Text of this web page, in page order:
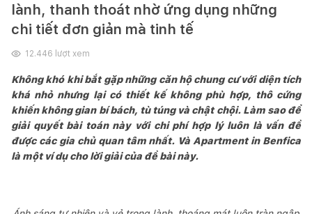
lành, thanh thoát nhờ ứng dụng những
chi tiết đơn giản mà tinh tế
12.446 lượt xem
Không khó khi bắt gặp những căn hộ chung cư với diện tích
khá nhỏ nhưng lại có thiết kế không phù hợp, thô cứng
khiến không gian bí bách, tù túng và chật chội. Làm sao để
giải quyết bài toán này với chi phí hợp lý luôn là vấn đề
được các gia chủ quan tâm nhất. Và Apartment in Benfica
là một ví dụ cho lời giải của đề bài này.